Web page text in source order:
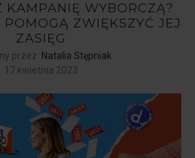
KAMPANIĘ WYBORCZĄ?
ZWIĘKSZYĆ JEJ
ZASIĘG
przez: Natalia Stępniak
17 kwietnia 2023